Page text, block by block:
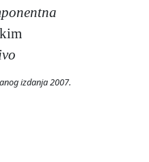
izdanja 2007.